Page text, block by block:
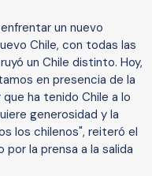
un nuevo
Chile, con todas las
un Chile distinto. Hoy,
en presencia de la
ha tenido Chile a lo
generosidad y la
los chilenos", reiteró el
la prensa a la salida